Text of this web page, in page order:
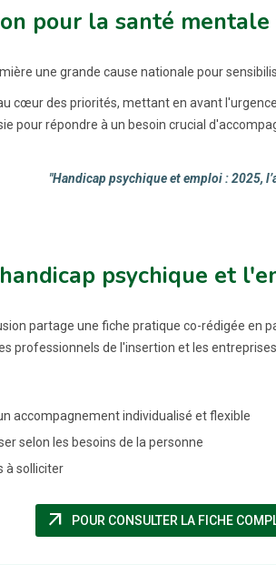
pour la santé
une grande cause nationale pour
cœur des priorités, mettant en avant
pour répondre à un besoin crucial
"Handicap psychique et emploi : 2025,
psychique et
partage une fiche pratique co-rédigée en
professionnels de l'insertion et les entreprises.
accompagnement individualisé et flexible
selon les besoins de la personne
à solliciter
arrow_outward POUR CONSULTER LA FICHE